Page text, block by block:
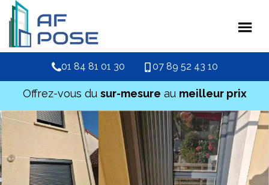
01 84 81 01 30 07 89 52 43 10
Offrez-vous du sur-mesure au meilleur prix